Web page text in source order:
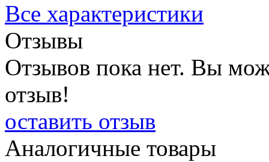
Все характеристики
Отзывы
Отзывов пока нет. Вы
отзыв!
оставить отзыв
Аналогичные товары